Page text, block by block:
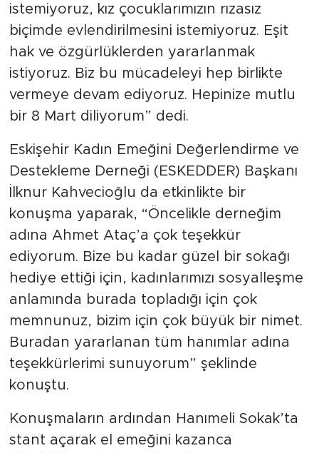
istemiyoruz, kız çocuklarımızın rızasız
biçimde evlendirilmesini istemiyoruz. Eşit
hak ve özgürlüklerden yararlanmak
istiyoruz. Biz bu mücadeleyi hep birlikte
vermeye devam ediyoruz. Hepinize mutlu
bir 8 Mart diliyorum” dedi.
Eskişehir Kadın Emeğini Değerlendirme ve
Destekleme Derneği (ESKEDDER) Başkanı
İlknur Kahvecioğlu da etkinlikte bir
konuşma yaparak, “Öncelikle derneğim
adına Ahmet Ataç’a çok teşekkür
ediyorum. Bize bu kadar güzel bir sokağı
hediye ettiği için, kadınlarımızı sosyalleşme
anlamında burada topladığı için çok
memnunuz, bizim için çok büyük bir nimet.
Buradan yararlanan tüm hanımlar adına
teşekkürlerimi sunuyorum” şeklinde
konuştu.
Konuşmaların ardından Hanımeli Sokak’ta
stant açarak el emeğini kazanca